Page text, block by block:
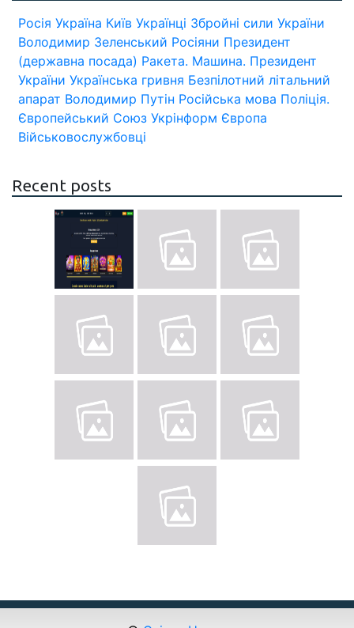
Росія Україна Київ Українці Збройні сили України
Володимир Зеленський Росіяни Президент
(державна посада) Ракета. Машина. Президент
України Українська гривня Безпілотний літальний
апарат Володимир Путін Російська мова Поліція.
Європейський Союз Укрінформ Європа
Військовослужбовці
Recent posts